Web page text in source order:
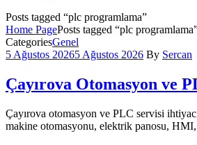
Posts tagged “plc programlama”
Home PagePosts tagged “plc
CategoriesGenel
5 Ağustos 20265 Ağustos 2026 By Sercan
Çayırova Otomasyon ve
Çayırova otomasyon ve PLC servisi
makine otomasyonu, elektrik panosu,